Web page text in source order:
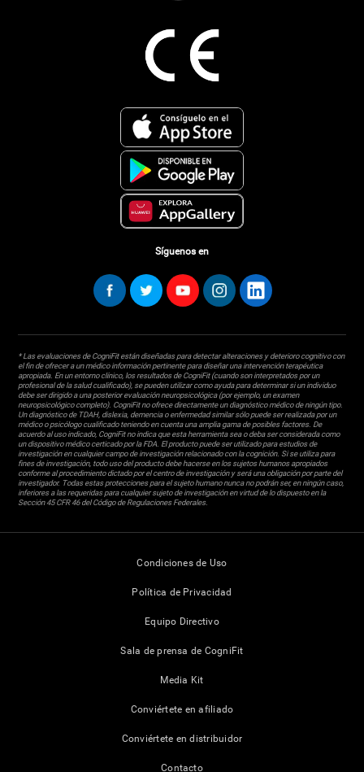
Síguenos en
* Las evaluaciones de CogniFit están diseñadas para detectar alteraciones y deterioro cognitivo con
el fin de ofrecer a un médico información pertinente para diseñar una intervención terapéutica
apropiada. En un entorno clínico, los resultados de CogniFit (cuando son interpretados por un
profesional de la salud cualificado), se pueden utilizar como ayuda para determinar si un individuo
debe ser dirigido a una posterior evaluación neuropsicológica (por ejemplo, un examen
neuropsicológico completo). CogniFit no ofrece directamente un diagnóstico médico de ningún tipo.
Un diagnóstico de TDAH, dislexia, demencia o enfermedad similar sólo puede ser realizada por un
médico o psicólogo cualificado teniendo en cuenta una amplia gama de posibles factores. De
acuerdo al uso indicado, CogniFit no indica que esta herramienta sea o deba ser considerada como
un dispositivo médico certicado por la FDA. El producto puede ser utilizado para estudios de
investigación en cualquier campo de investigación relacionado con la cognición. Si se utiliza para
fines de investigación, todo uso del producto debe hacerse en los sujetos humanos apropiados
conforme al procedimiento dictado por el centro de investigación y será una obligación por parte del
investigador. Todas estas protecciones para el sujeto humano nunca no podrán ser, en ningún caso,
inferiores a las requeridas para cualquier sujeto de investigación en virtud de lo dispuesto en la
Sección 45 CFR 46 del Código de Regulaciones Federales.
Condiciones de Uso
Política de Privacidad
Equipo Directivo
Sala de prensa de CogniFit
Media Kit
Conviértete en afiliado
Conviértete en distribuidor
Contacto